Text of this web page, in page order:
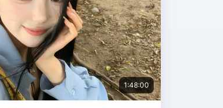
1:48:00